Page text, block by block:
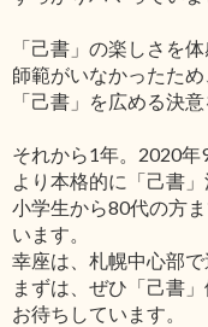
「己書」の楽しさを
師範がいなかったた
「己書」を広める決意
それから1年。2020
より本格的に「己書
小学生から80代の方
います。
幸座は、札幌中心部で
まずは、ぜひ「己書
お待ちしています。